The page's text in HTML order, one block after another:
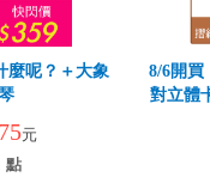
麼呢？＋大象
元
點
8/6開買
對立體